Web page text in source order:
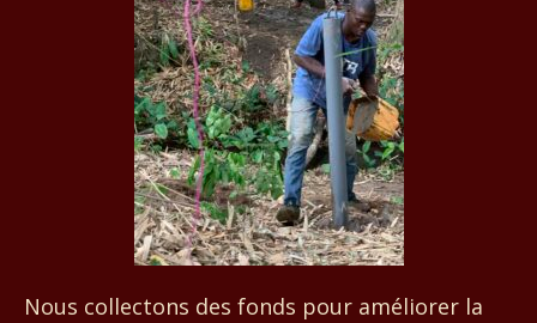
Nous collectons des fonds pour améliorer la